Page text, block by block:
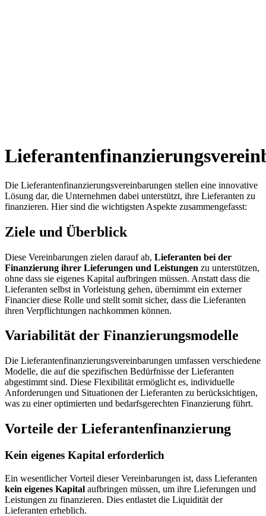
Die Lieferantenfinanzierungsvereinbarungen stellen eine innovative
Lösung dar, die Unternehmen dabei unterstützt, ihre Lieferanten zu
finanzieren. Hier sind die wichtigsten Aspekte zusammengefasst:
Ziele und Überblick
Diese Vereinbarungen zielen darauf ab, Lieferanten bei der
Finanzierung ihrer Lieferungen und Leistungen zu unterstützen,
ohne dass sie eigenes Kapital aufbringen müssen. Anstatt dass die
Lieferanten selbst in Vorleistung gehen, übernimmt ein externer
Financier diese Rolle und stellt somit sicher, dass die Lieferanten
ihren Verpflichtungen nachkommen können.
Variabilität der Finanzierungsmodelle
Die Lieferantenfinanzierungsvereinbarungen umfassen verschiedene
Modelle, die auf die spezifischen Bedürfnisse der Lieferanten
abgestimmt sind. Diese Flexibilität ermöglicht es, individuelle
Anforderungen und Situationen der Lieferanten zu berücksichtigen,
was zu einer optimierten und bedarfsgerechten Finanzierung führt.
Vorteile der Lieferantenfinanzierung
Kein eigenes Kapital erforderlich
Ein wesentlicher Vorteil dieser Vereinbarungen ist, dass Lieferanten
kein eigenes Kapital aufbringen müssen, um ihre Lieferungen und
Leistungen zu finanzieren. Dies entlastet die Liquidität der
Lieferanten erheblich.